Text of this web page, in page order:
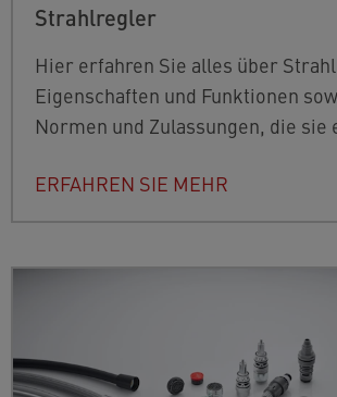
Strahlregler
Hier erfahren Sie alles über
Eigenschaften und Funktionen
Normen und Zulassungen, die sie
ERFAHREN SIE MEHR